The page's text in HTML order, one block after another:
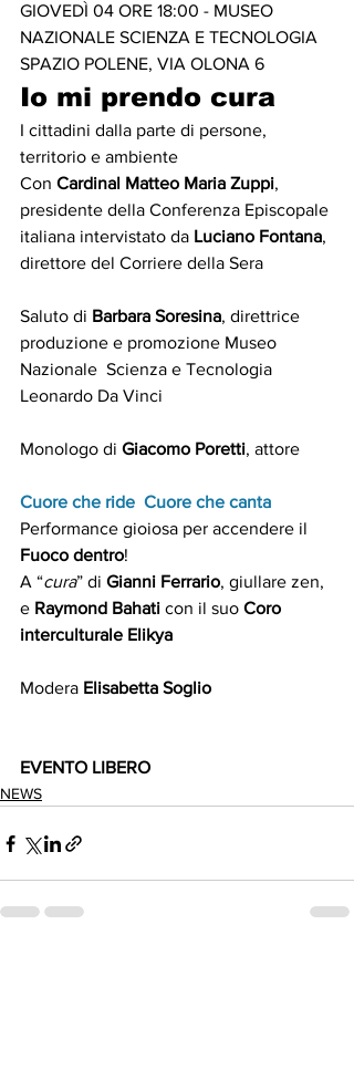
GIOVEDÌ 04 ORE 18:00 - MUSEO
NAZIONALE SCIENZA E TECNOLOGIA
SPAZIO POLENE, VIA OLONA 6
Io mi prendo cura
I cittadini dalla parte di persone,
territorio e ambiente
Con Cardinal Matteo Maria Zuppi,
presidente della Conferenza Episcopale
italiana intervistato da Luciano Fontana,
direttore del Corriere della Sera
Saluto di Barbara Soresina, direttrice
produzione e promozione Museo
Nazionale  Scienza e Tecnologia
Leonardo Da Vinci
Monologo di Giacomo Poretti, attore
Cuore che ride  Cuore che canta
Performance gioiosa per accendere il
Fuoco dentro!
A “cura” di Gianni Ferrario, giullare zen,
e Raymond Bahati con il suo Coro
interculturale Elikya
Modera Elisabetta Soglio
EVENTO LIBERO
NEWS